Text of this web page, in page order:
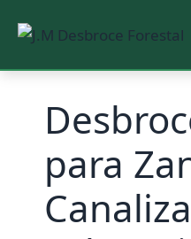
contenido
para